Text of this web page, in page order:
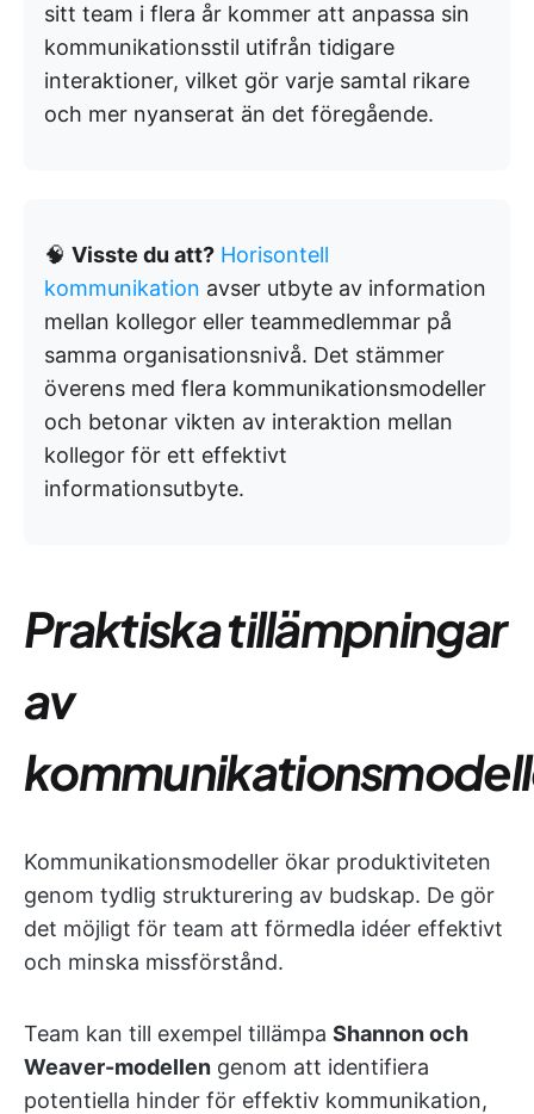
sitt team i flera år kommer att anpassa sin
kommunikationsstil utifrån tidigare
interaktioner, vilket gör varje samtal rikare
och mer nyanserat än det föregående.
🧠 Visste du att? Horisontell
kommunikation avser utbyte av information
mellan kollegor eller teammedlemmar på
samma organisationsnivå. Det stämmer
överens med flera kommunikationsmodeller
och betonar vikten av interaktion mellan
kollegor för ett effektivt
informationsutbyte.
Praktiska tillämpningar
av
Kommunikationsmodeller ökar produktiviteten
genom tydlig strukturering av budskap. De gör
det möjligt för team att förmedla idéer effektivt
och minska missförstånd.
Team kan till exempel tillämpa Shannon och
Weaver-modellen genom att identifiera
potentiella hinder för effektiv kommunikation,